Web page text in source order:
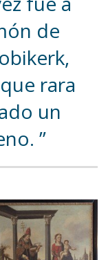
de
rara
un